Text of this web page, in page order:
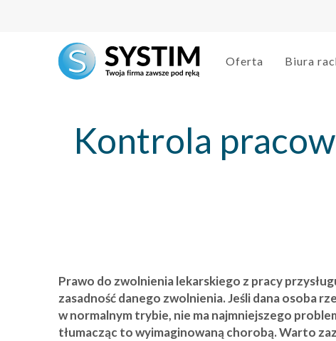
Oferta Biura
Kontrola
Prawo do zwolnienia lekarskiego z pracy
zasadność danego zwolnienia. Jeśli dana osoba
w normalnym trybie, nie ma najmniejszego
tłumacząc to wyimaginowaną chorobą. Warto